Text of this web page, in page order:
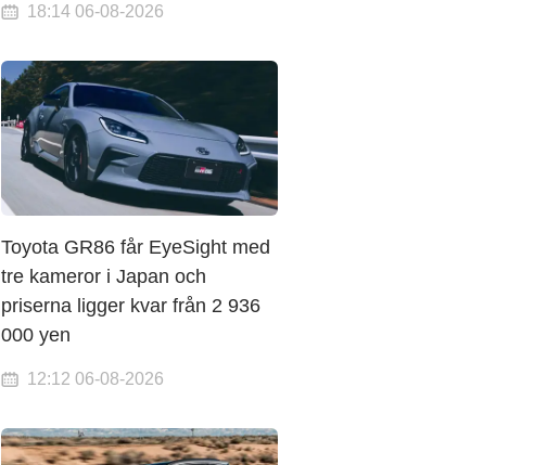
18:14 06-08-2026
Toyota GR86 får EyeSight med
tre kameror i Japan och
priserna ligger kvar från 2 936
000 yen
12:12 06-08-2026